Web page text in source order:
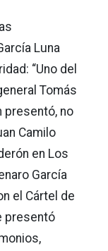
Luna
“Uno del
Tomás
presentó, no
Camilo
en Los
García
el Cártel de
presentó